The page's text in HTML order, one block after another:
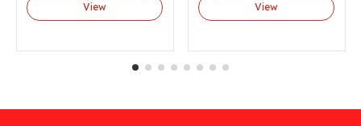
View View